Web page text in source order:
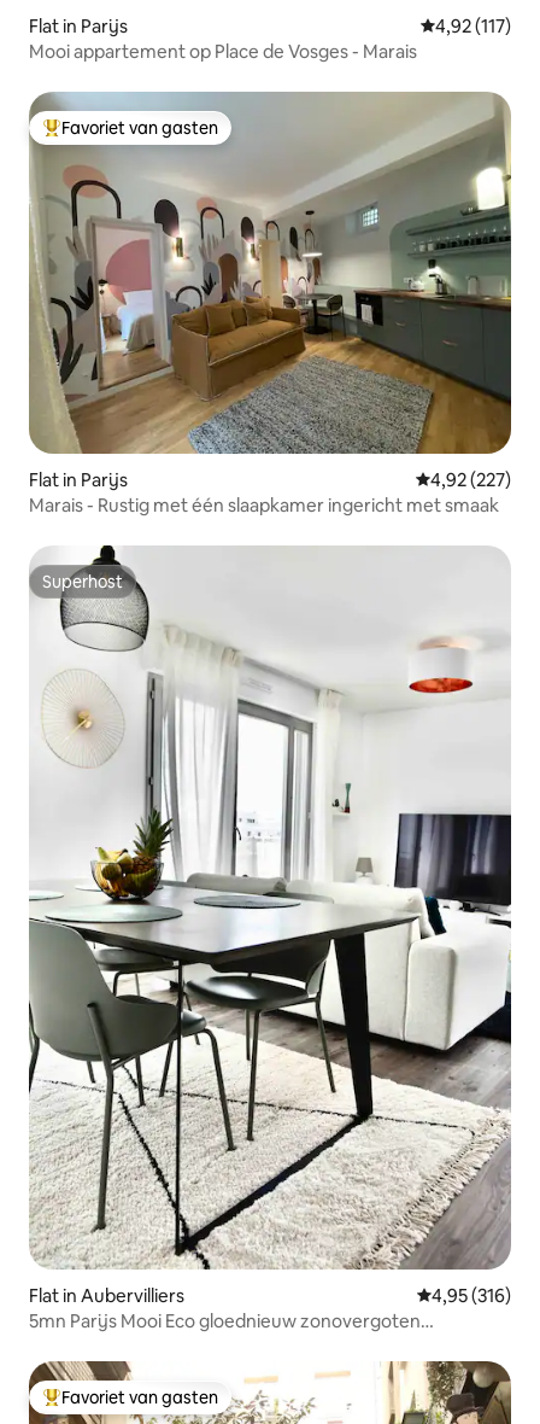
Flat in Parijs Gemiddelde
4,92 (117)
Mooi appartement op Place de Vosges - Marais
Topfavoriet van gasten
Favoriet van gasten
Flat in Parijs Gemiddelde
4,92 (227)
Marais - Rustig met één slaapkamer ingericht met smaak
Superhost
Superhost
Flat in Aubervilliers Gemiddelde
4,95 (316)
5mn Parijs Mooi Eco gloednieuw zonovergoten
Topfavoriet van gasten
Favoriet van gasten